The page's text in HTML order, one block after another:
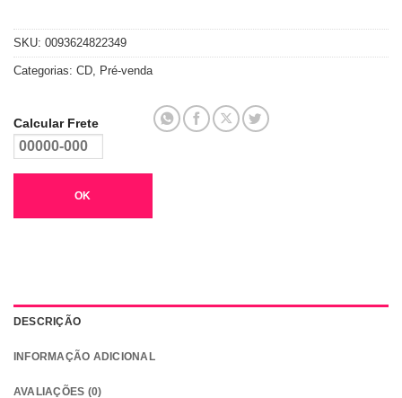
SKU: 0093624822349
Categorias: CD Pré-venda
Calcular Frete
OK
DESCRIÇÃO
INFORMAÇÃO ADICIONAL
AVALIAÇÕES (0)